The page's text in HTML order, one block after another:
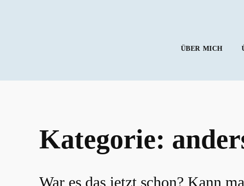
ÜBER MICH
Kategorie:
War es das jetzt schon? Kann